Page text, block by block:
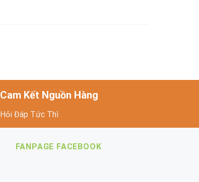
Cam Kết Nguồn Hàng
Hỏi Đáp Tức Thì
FANPAGE FACEBOOK